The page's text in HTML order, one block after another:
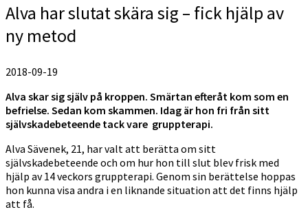
Alva har slutat skära sig – fick hjälp av
ny metod
2018-09-19
Alva skar sig själv på kroppen. Smärtan efteråt kom som en
befrielse. Sedan kom skammen. Idag är hon fri från sitt
självskadebeteende tack vare gruppterapi.
Alva Sävenek, 21, har valt att berätta om sitt
självskadebeteende och om hur hon till slut blev frisk med
hjälp av 14 veckors gruppterapi. Genom sin berättelse hoppas
hon kunna visa andra i en liknande situation att det finns hjälp
att få.